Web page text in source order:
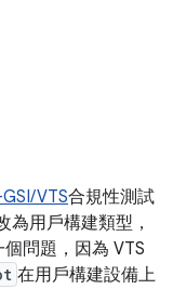
VTS合規性測試
為用戶構建類型，
問題，因為 VTS
在用戶構建設備上